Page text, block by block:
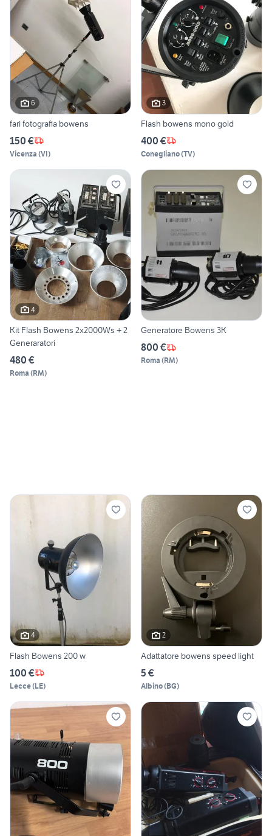
6
fari fotografia bowens
150 €
Vicenza (VI)
3
Flash bowens mono gold
400 €
Conegliano(TV)
4
Kit Flash Bowens 2x2000Ws + 2
Generaratori
480 €
Roma (RM)
Generatore Bowens 3K
800 €
Roma (RM)
4
Flash Bowens 200 w
100 €
Lecce(LE)
2
Adattatore bowens speed light
5 €
Albino(BG)